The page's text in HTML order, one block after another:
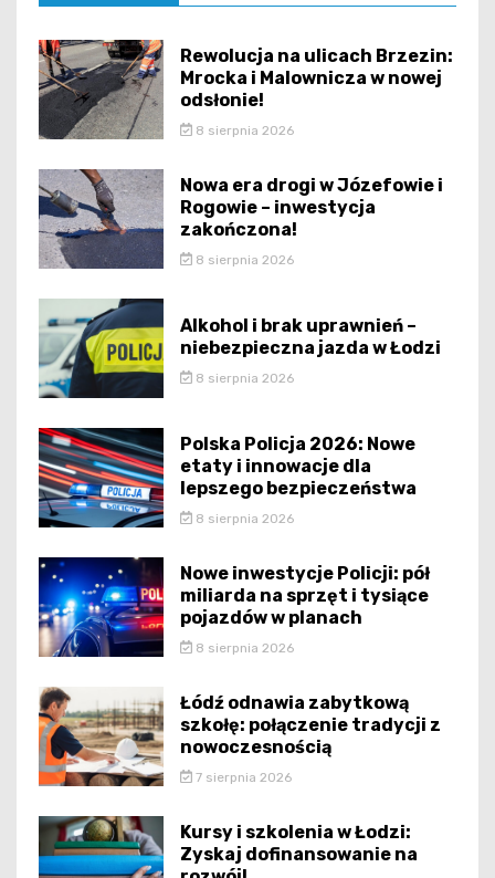
Rewolucja na ulicach Brzezin:
Mrocka i Malownicza w nowej
odsłonie!
8 sierpnia 2026
Nowa era drogi w Józefowie i
Rogowie – inwestycja
zakończona!
8 sierpnia 2026
Alkohol i brak uprawnień –
niebezpieczna jazda w Łodzi
8 sierpnia 2026
Polska Policja 2026: Nowe
etaty i innowacje dla
lepszego bezpieczeństwa
8 sierpnia 2026
Nowe inwestycje Policji: pół
miliarda na sprzęt i tysiące
pojazdów w planach
8 sierpnia 2026
Łódź odnawia zabytkową
szkołę: połączenie tradycji z
nowoczesnością
7 sierpnia 2026
Kursy i szkolenia w Łodzi:
Zyskaj dofinansowanie na